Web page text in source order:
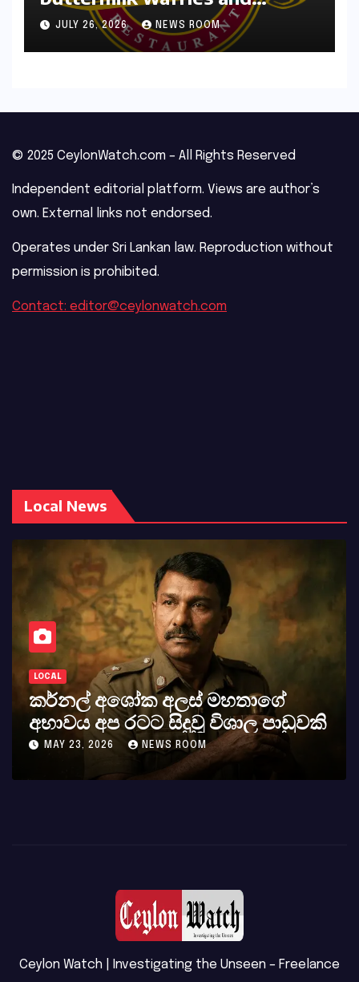
blueberry compote​Amy Judd​
JULY 26, 2026 NEWS ROOM
© 2025 CeylonWatch.com – All Rights Reserved
Independent editorial platform. Views are author’s
own. External links not endorsed.
Operates under Sri Lankan law. Reproduction without
permission is prohibited.
Contact: editor@ceylonwatch.com
Local News
LOCAL
කර්නල් අශෝක අලස් මහතාගේ
අභාවය අප රටට සිදුවූ විශාල පාඩුවකි
MAY 23, 2026 NEWS ROOM
Ceylon Watch | Investigating the Unseen – Freelance